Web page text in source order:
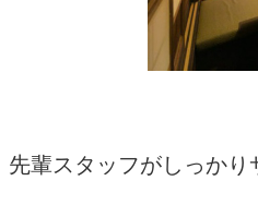
輩スタッフがしっかり